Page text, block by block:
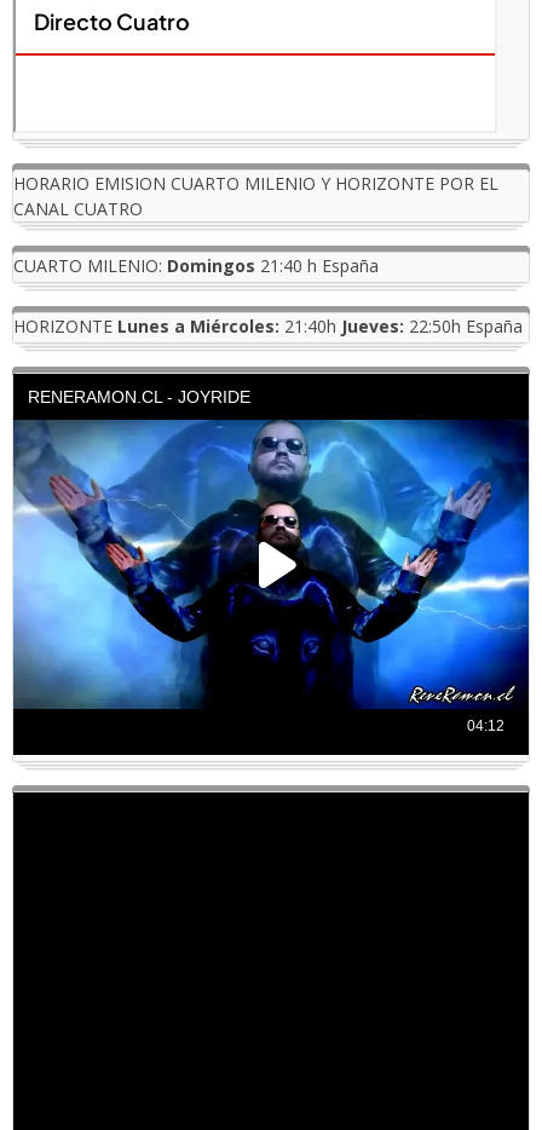
HORARIO EMISION CUARTO MILENIO Y HORIZONTE POR EL
CANAL CUATRO
CUARTO MILENIO: Domingos 21:40 h España
HORIZONTE Lunes a Miércoles: 21:40h Jueves: 22:50h España